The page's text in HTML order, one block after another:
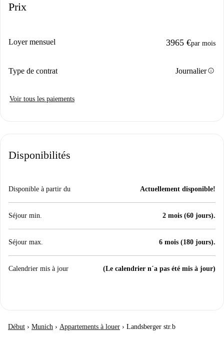
Prix
Loyer mensuel 3965 €par mois
Type de contrat Journalierinfo
Voir tous les paiements
Disponibilités
Disponible à partir du Actuellement disponible!
Séjour min. 2 mois (60 jours).
Séjour max. 6 mois (180 jours).
Calendrier mis à jour (Le calendrier n´a pas été mis à jour)
Début › Munich › Appartements à louer › Landsberger str.b